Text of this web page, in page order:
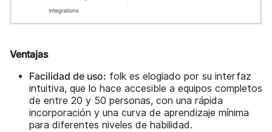
Ventajas
Facilidad de uso: folk es elogiado por su interfaz
intuitiva, que lo hace accesible a equipos completos
de entre 20 y 50 personas, con una rápida
incorporación y una curva de aprendizaje mínima
para diferentes niveles de habilidad.